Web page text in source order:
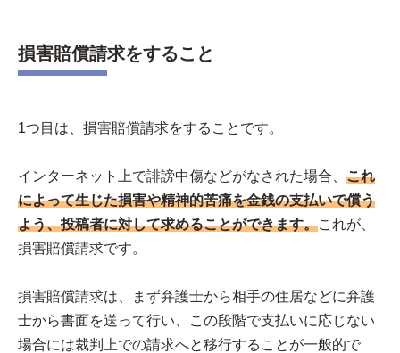
損害賠償請求をすること
1つ目は、損害賠償請求をすることです。
インターネット上で誹謗中傷などがなされた場合、 これ
によって生じた損害や精神的苦痛を金銭の支払いで償う
よう、投稿者に対して求めることができます。これが、
損害賠償請求です。
損害賠償請求は、まず弁護士から相手の住居などに弁護
士から書面を送って行い、この段階で支払いに応じない
場合には裁判上での請求へと移行することが一般的で